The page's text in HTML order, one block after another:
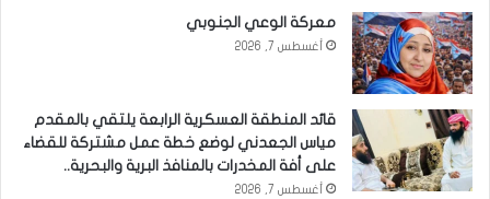
معركة الوعي الجنوبي
أغسطس 7, 2026
قائد المنطقة العسكرية الرابعة يلتقي بالمقدم
مياس الجعدني لوضع خطة عمل مشتركة للقضاء
على أفة المخدرات بالمنافذ البرية والبحرية..
أغسطس 7, 2026